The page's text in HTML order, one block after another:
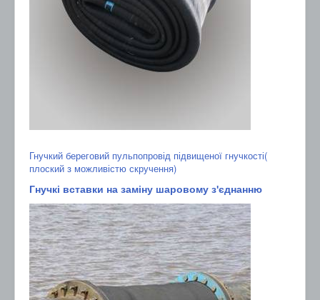
Гнучкий береговий пульпопровід підвищеної гнучкості(
плоский з можливістю скручення)
Гнучкі вставки на заміну шаровому з'єднанню